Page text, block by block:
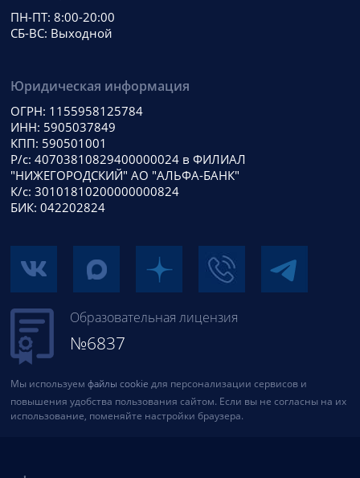
ПН-ПТ: 8:00-20:00
СБ-ВС: Выходной
Юридическая информация
ОГРН: 1155958125784
ИНН: 5905037849
КПП: 590501001
Р/с: 40703810829400000024 в ФИЛИАЛ
"НИЖЕГОРОДСКИЙ" АО "АЛЬФА-БАНК"
К/с: 30101810200000000824
БИК: 042202824
Образовательная лицензия
№6837
Мы используем файлы cookie для персонализации сервисов и
повышения удобства пользования сайтом. Если вы не согласны на их
использование, поменяйте настройки браузера.